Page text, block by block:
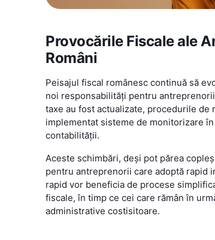
Provocările Fiscale ale
Români
Peisajul fiscal românesc continuă să
noi responsabilități pentru
taxe au fost actualizate, procedurile de
implementat sisteme de monitorizare
contabilității.
Aceste schimbări, deși pot părea
pentru antreprenorii care adoptă rapid
rapid vor beneficia de procese
fiscale, în timp ce cei care rămân în
administrative costisitoare.